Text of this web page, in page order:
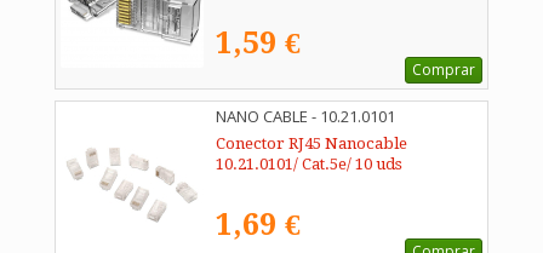
1,59 €
Comprar
NANO CABLE - 10.21.0101
Conector RJ45 Nanocable
10.21.0101/ Cat.5e/ 10 uds
1,69 €